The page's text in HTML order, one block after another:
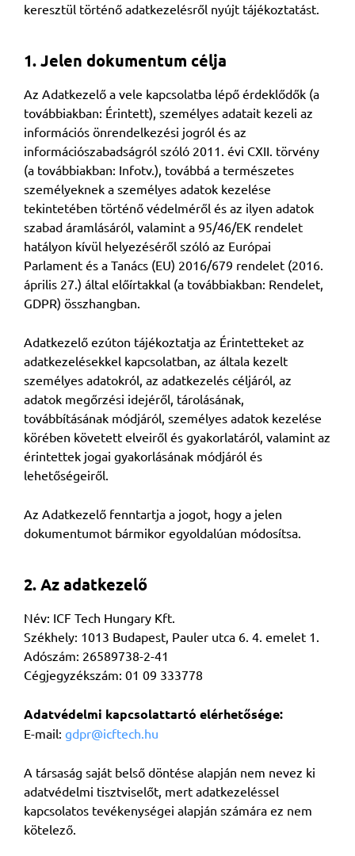
keresztül történő adatkezelésről nyújt tájékoztatást.
1. Jelen dokumentum célja
Az Adatkezelő a vele kapcsolatba lépő érdeklődők (a
továbbiakban: Érintett), személyes adatait kezeli az
információs önrendelkezési jogról és az
információszabadságról szóló 2011. évi CXII. törvény
(a továbbiakban: Infotv.), továbbá a természetes
személyeknek a személyes adatok kezelése
tekintetében történő védelméről és az ilyen adatok
szabad áramlásáról, valamint a 95/46/EK rendelet
hatályon kívül helyezéséről szóló az Európai
Parlament és a Tanács (EU) 2016/679 rendelet (2016.
április 27.) által előírtakkal (a továbbiakban: Rendelet,
GDPR) összhangban.
Adatkezelő ezúton tájékoztatja az Érintetteket az
adatkezelésekkel kapcsolatban, az általa kezelt
személyes adatokról, az adatkezelés céljáról, az
adatok megőrzési idejéről, tárolásának,
továbbításának módjáról, személyes adatok kezelése
körében követett elveiről és gyakorlatáról, valamint az
érintettek jogai gyakorlásának módjáról és
lehetőségeiről.
Az Adatkezelő fenntartja a jogot, hogy a jelen
dokumentumot bármikor egyoldalúan módosítsa.
2. Az adatkezelő
Név: ICF Tech Hungary Kft.
Székhely: 1013 Budapest, Pauler utca 6. 4. emelet 1.
Adószám: 26589738-2-41
Cégjegyzékszám: 01 09 333778
Adatvédelmi kapcsolattartó elérhetősége:
E-mail: gdpr@icftech.hu
A társaság saját belső döntése alapján nem nevez ki
adatvédelmi tisztviselőt, mert adatkezeléssel
kapcsolatos tevékenységei alapján számára ez nem
kötelező.